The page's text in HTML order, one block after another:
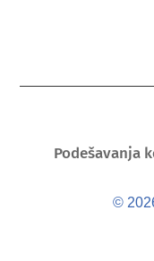
Podešavanja
©